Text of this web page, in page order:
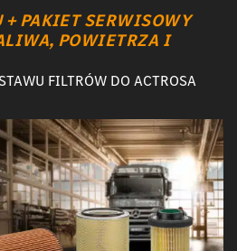
+ PAKIET SERWISOWY
POWIETRZA I
FILTRÓW DO ACTROSA